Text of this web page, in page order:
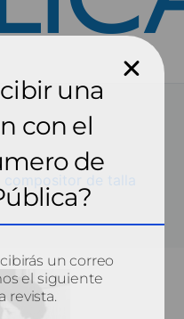
compositor de talla
una
con el
de
un correo
el siguiente
revista.